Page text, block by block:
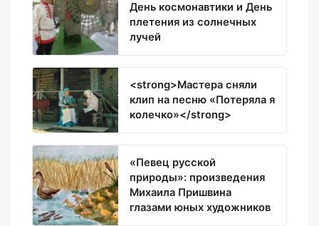
День космонавтики и День
плетения из солнечных
лучей
<strong>Мастера сняли
клип на песню «Потеряла я
колечко»</strong>
«Певец русской
природы»: произведения
Михаила Пришвина
глазами юных художников